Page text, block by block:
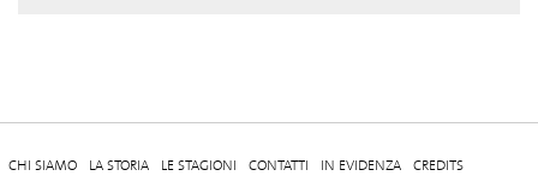
CHI SIAMO LA STORIA LE STAGIONI CONTATTI IN EVIDENZA CREDITS